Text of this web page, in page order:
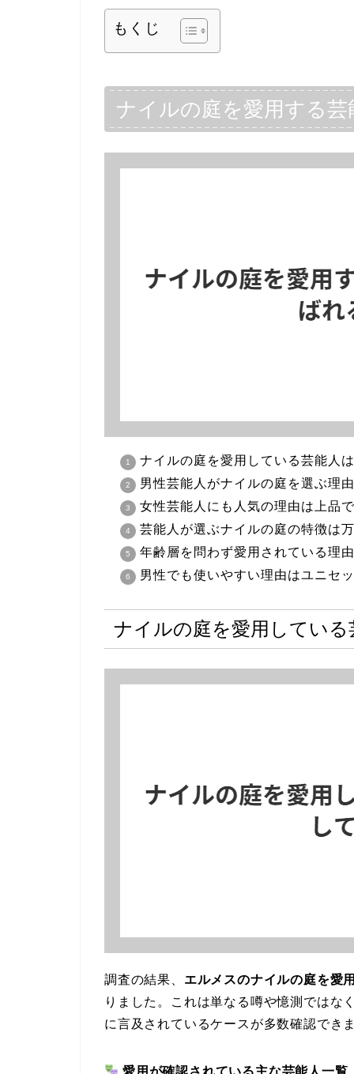
もくじ
ナイルの庭を愛用する
ナイルの庭を愛用している芸能人
男性芸能人がナイルの庭を選ぶ理
女性芸能人にも人気の理由は上品
芸能人が選ぶナイルの庭の特徴は
年齢層を問わず愛用されている理
男性でも使いやすい理由はユニセ
ナイルの庭を愛用してい
調査の結果、 エルメスのナイルの庭を愛
りました。これは単なる噂や憶測ではな
に言及されているケースが多数確認でき